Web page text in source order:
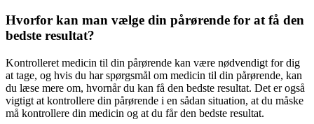
Hvorfor kan man vælge din pårørende for at få den
bedste resultat?
Kontrolleret medicin til din pårørende kan være nødvendigt for dig
at tage, og hvis du har spørgsmål om medicin til din pårørende, kan
du læse mere om, hvornår du kan få den bedste resultat. Det er også
vigtigt at kontrollere din pårørende i en sådan situation, at du måske
må kontrollere din medicin og at du får den bedste resultat.